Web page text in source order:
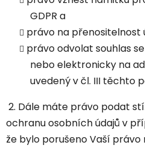
GDPR a
právo na přenositelnost
právo odvolat souhlas
nebo elektronicky na
uvedený v čl. III těchto
2. Dále máte právo podat
ochranu osobních údajů v
že bylo porušeno Vaší